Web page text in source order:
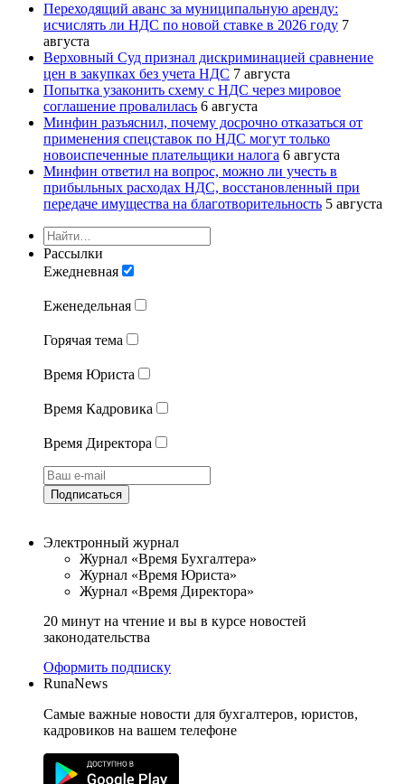
Переходящий аванс за муниципальную аренду:
исчислять ли НДС по новой ставке в 2026 году 7
августа
Верховный Суд признал дискриминацией сравнение
цен в закупках без учета НДС 7 августа
Попытка узаконить схему с НДС через мировое
соглашение провалилась 6 августа
Минфин разъяснил, почему досрочно отказаться от
применения спецставок по НДС могут только
новоиспеченные плательщики налога 6 августа
Минфин ответил на вопрос, можно ли учесть в
прибыльных расходах НДС, восстановленный при
передаче имущества на благотворительность 5 августа
Рассылки
Ежедневная
Еженедельная
Горячая тема
Время Юриста
Время Кадровика
Время Директора
Подписаться
Электронный журнал
Журнал «Время Бухгалтера»
Журнал «Время Юриста»
Журнал «Время Директора»
20 минут на чтение и вы в курсе новостей
законодательства
Оформить подписку
RunaNews
Самые важные новости для бухгалтеров, юристов,
кадровиков на вашем телефоне